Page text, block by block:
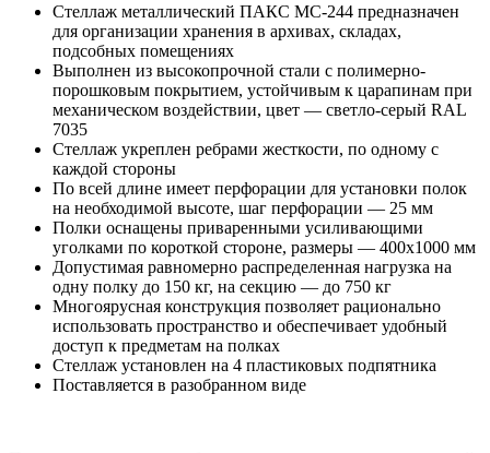
Стеллаж металлический ПАКС МС-244 предназначен
для организации хранения в архивах, складах,
подсобных помещениях
Выполнен из высокопрочной стали с полимерно-
порошковым покрытием, устойчивым к царапинам при
механическом воздействии, цвет — светло-серый RAL
7035
Стеллаж укреплен ребрами жесткости, по одному с
каждой стороны
По всей длине имеет перфорации для установки полок
на необходимой высоте, шаг перфорации — 25 мм
Полки оснащены приваренными усиливающими
уголками по короткой стороне, размеры — 400x1000 мм
Допустимая равномерно распределенная нагрузка на
одну полку до 150 кг, на секцию — до 750 кг
Многоярусная конструкция позволяет рационально
использовать пространство и обеспечивает удобный
доступ к предметам на полках
Стеллаж установлен на 4 пластиковых подпятника
Поставляется в разобранном виде